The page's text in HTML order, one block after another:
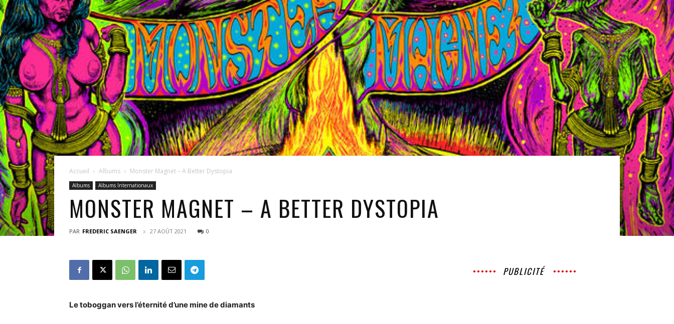
Accueil Albums Monster Magnet – A Better Dystopia
Albums Albums Internationaux
MONSTER MAGNET – A BETTER DYSTOPIA
PAR FREDERIC SAENGER 27 AOÛT 2021 0
Le toboggan vers l’éternité d’une mine de diamants
PUBLICITÉ